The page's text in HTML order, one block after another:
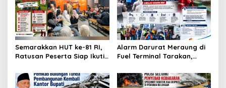
i
p
o
s
Semarakkan HUT ke-81 RI,
Ratusan Peserta Siap Ikuti
Tarakan
Alarm Darurat Meraung di
Fuel Terminal Tarakan,
Selamatkan Diri, Simulasi
Insiden BBM